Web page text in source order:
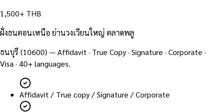
1,500+ THB
ฝั่งธนตอนเหนือ ย่านวงเวียนใหญ่ ตลาดพลู
ธนบุรี(10600) — Affidavit · True Copy · Signature · Corporate ·
Visa · 40+ languages.
Affidavit / True copy / Signature / Corporate